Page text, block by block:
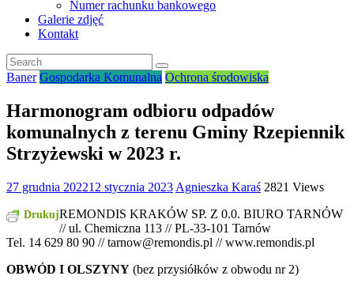
Numer rachunku bankowego
Galerie zdjęć
Kontakt
Baner Gospodarka Komunalna Ochrona środowiska
Harmonogram odbioru odpadów
komunalnych z terenu Gminy Rzepiennik
Strzyżewski w 2023 r.
27 grudnia 202212 stycznia 2023 Agnieszka Karaś 2821 Views
DrukujREMONDIS KRAKÓW SP. Z 0.0. BIURO TARNÓW
// ul. Chemiczna 113 // PL-33-101 Tarnów
Tel. 14 629 80 90 // tarnow@remondis.pl // www.remondis.pl
OBWÓD I OLSZYNY (bez przysiółków z obwodu nr 2)